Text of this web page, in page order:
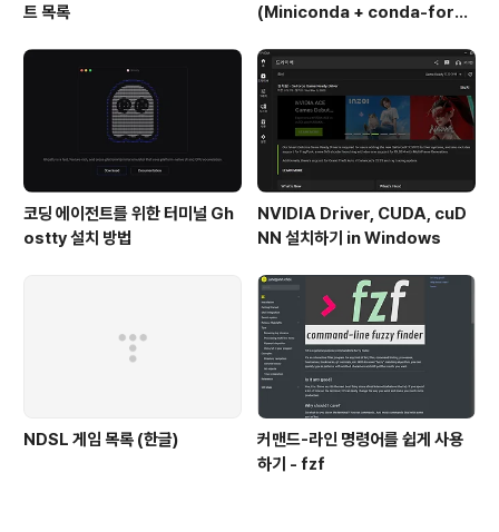
트 목록
(Miniconda + conda-forg
코딩 에이전트를 위한 터미널 Gh
ostty 설치 방법
NVIDIA Driver, CUDA, cuD
NN 설치하기 in Windows
NDSL 게임 목록 (한글)
커맨드-라인 명령어를 쉽게 사용
하기 - fzf